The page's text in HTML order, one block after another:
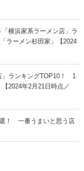
横浜家系ラーメン店」ラ
ラーメン杉田家」【2024
」ランキングTOP10！ 1
2024年2月21日時点／
選！ 一番うまいと思う店